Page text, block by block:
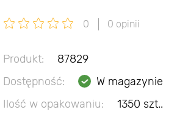
0 0 opinii
Produkt:
87829
Dostępność:
W magazynie
Ilość w opakowaniu:
1350 szt..